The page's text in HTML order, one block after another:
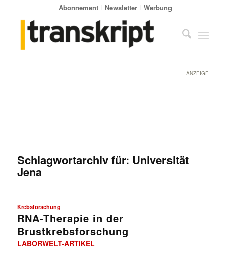
Abonnement Newsletter Werbung
ANZEIGE
Schlagwortarchiv für: Universität
Jena
Krebsforschung
RNA-Therapie in der
Brustkrebsforschung
LABORWELT-ARTIKEL